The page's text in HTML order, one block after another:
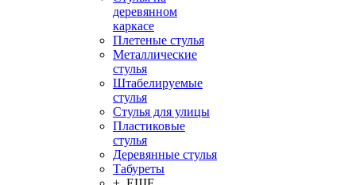
деревянном
каркасе
Плетеные стулья
Металлические
стулья
Штабелируемые
стулья
Стулья для улицы
Пластиковые
стулья
Деревянные стулья
Табуреты